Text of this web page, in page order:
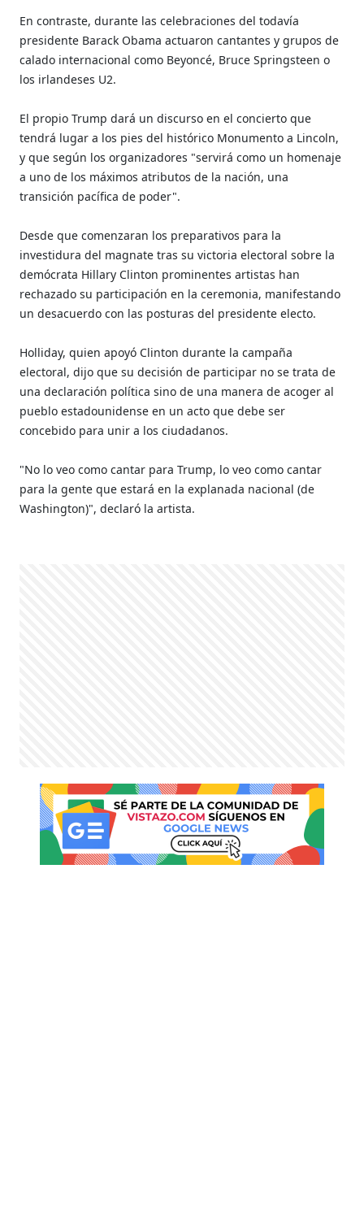
En contraste, durante las celebraciones del todavía
presidente Barack Obama actuaron cantantes y grupos de
calado internacional como Beyoncé, Bruce Springsteen o
los irlandeses U2.
El propio Trump dará un discurso en el concierto que
tendrá lugar a los pies del histórico Monumento a Lincoln,
y que según los organizadores "servirá como un homenaje
a uno de los máximos atributos de la nación, una
transición pacífica de poder".
Desde que comenzaran los preparativos para la
investidura del magnate tras su victoria electoral sobre la
demócrata Hillary Clinton prominentes artistas han
rechazado su participación en la ceremonia, manifestando
un desacuerdo con las posturas del presidente electo.
Holliday, quien apoyó Clinton durante la campaña
electoral, dijo que su decisión de participar no se trata de
una declaración política sino de una manera de acoger al
pueblo estadounidense en un acto que debe ser
concebido para unir a los ciudadanos.
"No lo veo como cantar para Trump, lo veo como cantar
para la gente que estará en la explanada nacional (de
Washington)", declaró la artista.